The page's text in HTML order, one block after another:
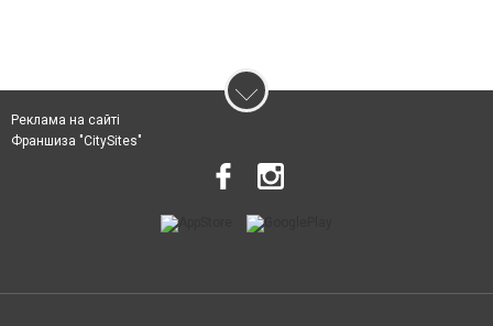
Реклама на сайті
Франшиза "CitySites"